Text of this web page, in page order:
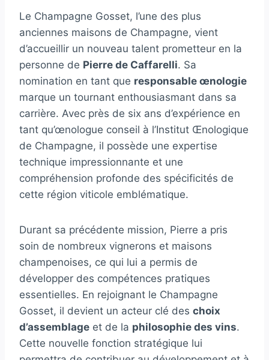
Le Champagne Gosset, l’une des plus
anciennes maisons de Champagne, vient
d’accueillir un nouveau talent prometteur en la
personne de Pierre de Caffarelli. Sa
nomination en tant que responsable œnologie
marque un tournant enthousiasmant dans sa
carrière. Avec près de six ans d’expérience en
tant qu’œnologue conseil à l’Institut Œnologique
de Champagne, il possède une expertise
technique impressionnante et une
compréhension profonde des spécificités de
cette région viticole emblématique.
Durant sa précédente mission, Pierre a pris
soin de nombreux vignerons et maisons
champenoises, ce qui lui a permis de
développer des compétences pratiques
essentielles. En rejoignant le Champagne
Gosset, il devient un acteur clé des choix
d’assemblage et de la philosophie des vins.
Cette nouvelle fonction stratégique lui